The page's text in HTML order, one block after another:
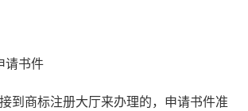
请书件
到商标注册大厅来办理的，申请书件准